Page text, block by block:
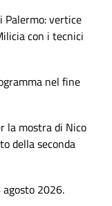
Palermo: vertice
con i tecnici
nel fine
la mostra di Nico
della seconda
2026.